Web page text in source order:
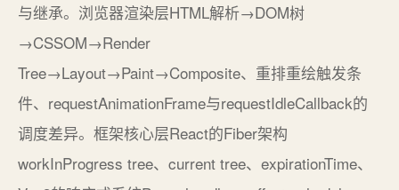
与继承。浏览器渲染层HTML解析→DOM树
→CSSOM→Render
Tree→Layout→Paint→Composite、重排重绘触发条
件、requestAnimationFrame与requestIdleCallback的
调度差异。框架核心层React的Fiber架构
workInProgress tree、current tree、expirationTime、